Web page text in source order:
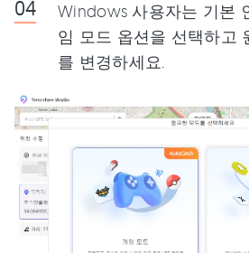
Windows 사용자는 기본
임 모드 옵션을 선택하고
를 변경하세요.